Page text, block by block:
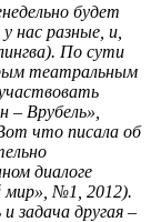
будет
нас разные, и,
По сути
театральным
Врубель»,
что писала об
диалоге
мир», №1, 2012).
задача другая –